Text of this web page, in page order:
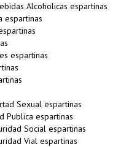
Alcoholicas espartinas
espartinas
espartinas
Sexual espartinas
Publica espartinas
Social espartinas
Vial espartinas